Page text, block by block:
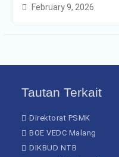
February 9, 2026
Tautan Terkait
Direktorat PSMK
BOE VEDC Malang
DIKBUD NTB